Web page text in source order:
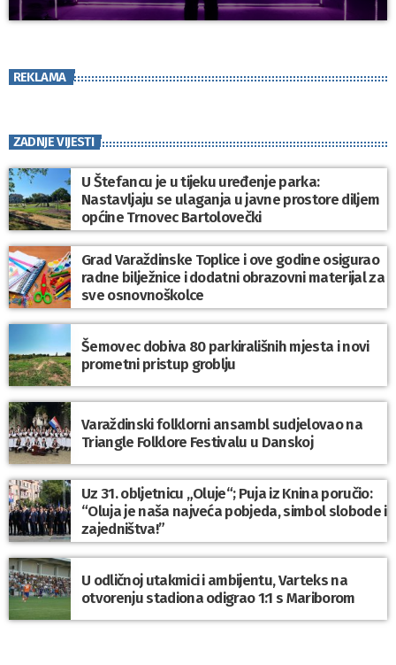
REKLAMA
ZADNJE VIJESTI
U Štefancu je u tijeku uređenje parka:
Nastavljaju se ulaganja u javne prostore diljem
općine Trnovec Bartolovečki
Grad Varaždinske Toplice i ove godine osigurao
radne bilježnice i dodatni obrazovni materijal za
sve osnovnoškolce
Šemovec dobiva 80 parkirališnih mjesta i novi
prometni pristup groblju
Varaždinski folklorni ansambl sudjelovao na
Triangle Folklore Festivalu u Danskoj
Uz 31. obljetnicu „Oluje“; Puja iz Knina poručio:
“Oluja je naša najveća pobjeda, simbol slobode i
zajedništva!”
U odličnoj utakmici i ambijentu, Varteks na
otvorenju stadiona odigrao 1:1 s Mariborom